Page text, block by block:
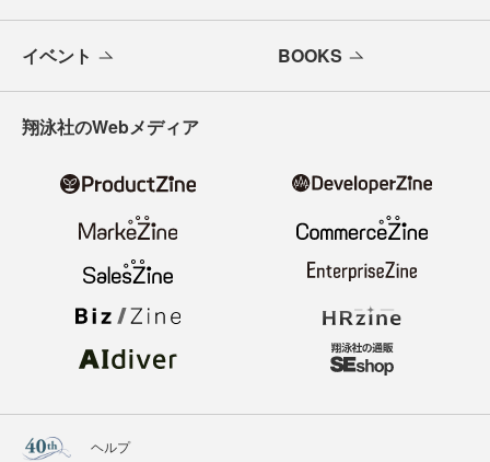
イベント BOOKS
翔泳社のWebメディア
ヘルプ